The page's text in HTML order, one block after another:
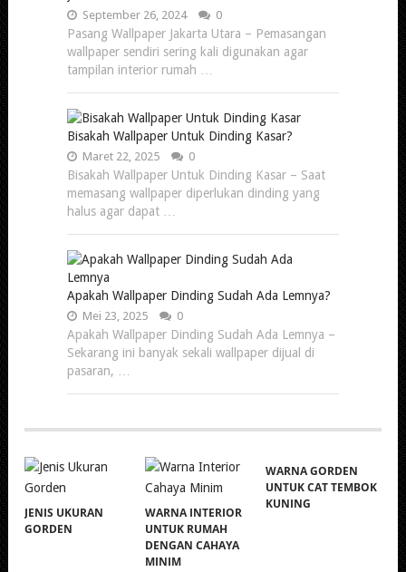
September 26, 2024 0
Pasang Wallpaper Jakarta Utara – Pemasangan
wallpaper sendiri sering kali digunakan agar
tampilan interior rumah …
Bisakah Wallpaper Untuk Dinding Kasar?
Maret 22, 2025 0
Bisakah Wallpaper Untuk Dinding Kasar – Saat
memasang wallpaper diperlukan dinding yang
halus agar dapat …
Apakah Wallpaper Dinding Sudah Ada Lemnya?
Mei 23, 2025 0
Apakah Wallpaper Dinding Sudah Ada Lemnya –
Sekarang ini banyak sekali wallpaper dijual di
pasaran, …
JENIS UKURAN
GORDEN
WARNA INTERIOR
UNTUK RUMAH
DENGAN CAHAYA
MINIM
WARNA GORDEN
UNTUK CAT TEMBOK
KUNING